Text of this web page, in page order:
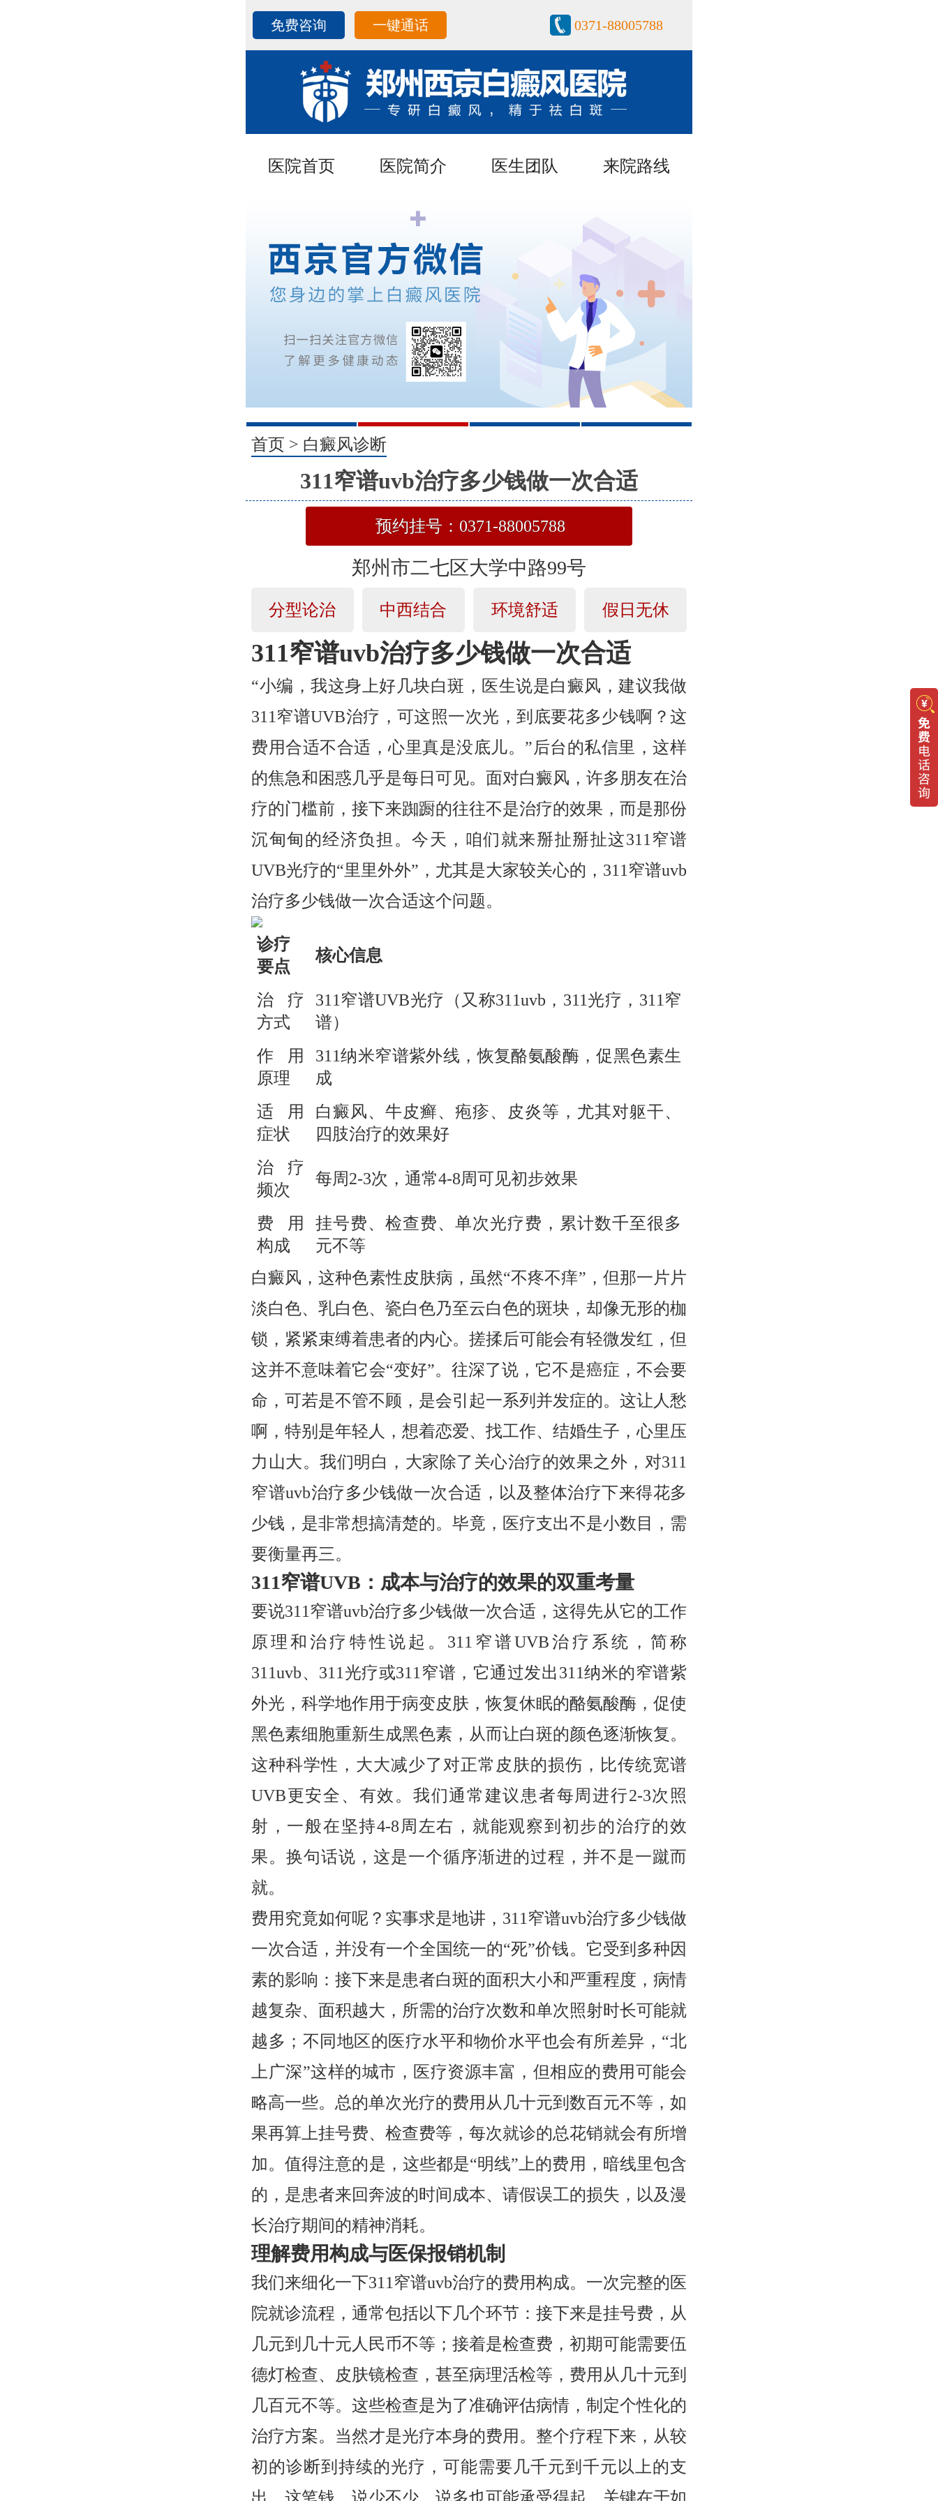
免费咨询 一键通话 0371-88005788
医院首页 医院简介 医生团队 来院路线
1 2 3 4
首页 > 白癜风诊断
311窄谱uvb治疗多少钱做一次合适
预约挂号：0371-88005788
郑州市二七区大学中路99号
分型论治 中西结合 环境舒适 假日无休
311窄谱uvb治疗多少钱做一次合适
“小编，我这身上好几块白斑，医生说是白癜风，建议我做
311窄谱UVB治疗，可这照一次光，到底要花多少钱啊？这
费用合适不合适，心里真是没底儿。”后台的私信里，这样
的焦急和困惑几乎是每日可见。面对白癜风，许多朋友在治
疗的门槛前，接下来踟蹰的往往不是治疗的效果，而是那份
沉甸甸的经济负担。今天，咱们就来掰扯掰扯这311窄谱
UVB光疗的“里里外外”，尤其是大家较关心的，311窄谱uvb
治疗多少钱做一次合适这个问题。
诊疗
要点
核心信息
治疗
方式
311窄谱UVB光疗（又称311uvb，311光疗，311窄
谱）
作用
原理
311纳米窄谱紫外线，恢复酪氨酸酶，促黑色素生
成
适用
症状
白癜风、牛皮癣、疱疹、皮炎等，尤其对躯干、
四肢治疗的效果好
治疗
频次
每周2-3次，通常4-8周可见初步效果
费用
构成
挂号费、检查费、单次光疗费，累计数千至很多
元不等
白癜风，这种色素性皮肤病，虽然“不疼不痒”，但那一片片
淡白色、乳白色、瓷白色乃至云白色的斑块，却像无形的枷
锁，紧紧束缚着患者的内心。搓揉后可能会有轻微发红，但
这并不意味着它会“变好”。往深了说，它不是癌症，不会要
命，可若是不管不顾，是会引起一系列并发症的。这让人愁
啊，特别是年轻人，想着恋爱、找工作、结婚生子，心里压
力山大。我们明白，大家除了关心治疗的效果之外，对311
窄谱uvb治疗多少钱做一次合适，以及整体治疗下来得花多
少钱，是非常想搞清楚的。毕竟，医疗支出不是小数目，需
要衡量再三。
311窄谱UVB：成本与治疗的效果的双重考量
要说311窄谱uvb治疗多少钱做一次合适，这得先从它的工作
原理和治疗特性说起。311窄谱UVB治疗系统，简称
311uvb、311光疗或311窄谱，它通过发出311纳米的窄谱紫
外光，科学地作用于病变皮肤，恢复休眠的酪氨酸酶，促使
黑色素细胞重新生成黑色素，从而让白斑的颜色逐渐恢复。
这种科学性，大大减少了对正常皮肤的损伤，比传统宽谱
UVB更安全、有效。我们通常建议患者每周进行2-3次照
射，一般在坚持4-8周左右，就能观察到初步的治疗的效
果。换句话说，这是一个循序渐进的过程，并不是一蹴而
就。
费用究竟如何呢？实事求是地讲，311窄谱uvb治疗多少钱做
一次合适，并没有一个全国统一的“死”价钱。它受到多种因
素的影响：接下来是患者白斑的面积大小和严重程度，病情
越复杂、面积越大，所需的治疗次数和单次照射时长可能就
越多；不同地区的医疗水平和物价水平也会有所差异，“北
上广深”这样的城市，医疗资源丰富，但相应的费用可能会
略高一些。总的单次光疗的费用从几十元到数百元不等，如
果再算上挂号费、检查费等，每次就诊的总花销就会有所增
加。值得注意的是，这些都是“明线”上的费用，暗线里包含
的，是患者来回奔波的时间成本、请假误工的损失，以及漫
长治疗期间的精神消耗。
理解费用构成与医保报销机制
我们来细化一下311窄谱uvb治疗的费用构成。一次完整的医
院就诊流程，通常包括以下几个环节：接下来是挂号费，从
几元到几十元人民币不等；接着是检查费，初期可能需要伍
德灯检查、皮肤镜检查，甚至病理活检等，费用从几十元到
几百元不等。这些检查是为了准确评估病情，制定个性化的
治疗方案。当然才是光疗本身的费用。整个疗程下来，从较
初的诊断到持续的光疗，可能需要几千元到千元以上的支